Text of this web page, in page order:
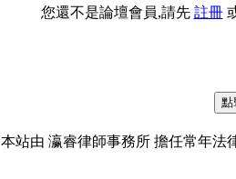
您還不是論壇會員,請先 註冊
本站由 瀛睿律師事務所 擔任常年法